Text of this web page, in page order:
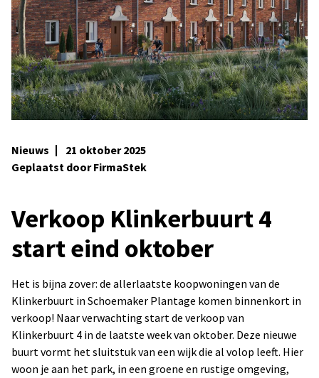
Nieuws
21 oktober 2025
Geplaatst door FirmaStek
Verkoop Klinkerbuurt 4
start eind oktober
Het is bijna zover: de allerlaatste koopwoningen van de
Klinkerbuurt in Schoemaker Plantage komen binnenkort in
verkoop! Naar verwachting start de verkoop van
Klinkerbuurt 4 in de laatste week van oktober. Deze nieuwe
buurt vormt het sluitstuk van een wijk die al volop leeft. Hier
woon je aan het park, in een groene en rustige omgeving,